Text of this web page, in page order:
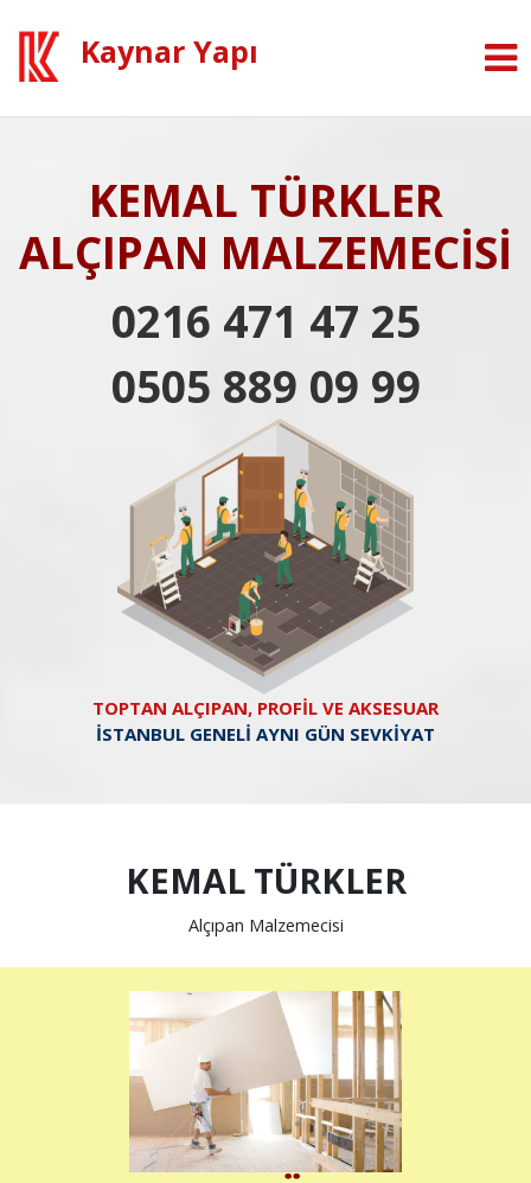
Kaynar Yapı
KEMAL TÜRKLER
ALÇIPAN MALZEMECİSİ
0216 471 47 25
0505 889 09 99
TOPTAN ALÇIPAN, PROFİL VE AKSESUAR
İSTANBUL GENELİ AYNI GÜN SEVKİYAT
KEMAL TÜRKLER
Alçıpan Malzemecisi